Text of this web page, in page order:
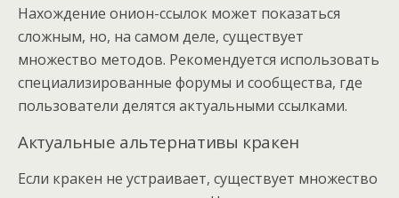
Нахождение онион-ссылок может показаться
сложным, но, на самом деле, существует
множество методов. Рекомендуется использовать
специализированные форумы и сообщества, где
пользователи делятся актуальными ссылками.
Актуальные альтернативы кракен
Если кракен не устраивает, существует множество